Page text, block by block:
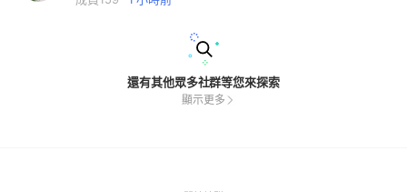
還有其他眾多社群等您來探索
顯示更多